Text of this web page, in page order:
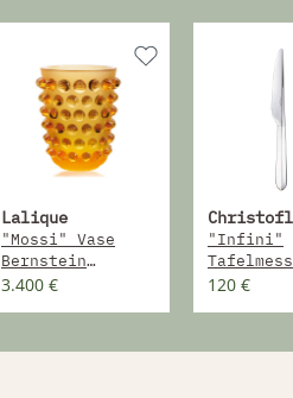
Lalique
"Mossi" Vase
Bernstein
Kristallglas 21
3.400 €
"Infini"
120 €